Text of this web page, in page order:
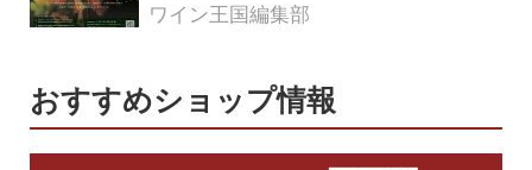
（2026年6月28日応募締め切り）
ワイン王国編集部
おすすめショップ情報